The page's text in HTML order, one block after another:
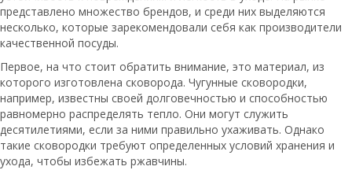
представлено множество брендов, и среди них выделяются
несколько, которые зарекомендовали себя как производители
качественной посуды.
Первое, на что стоит обратить внимание, это материал, из
которого изготовлена сковорода. Чугунные сковородки,
например, известны своей долговечностью и способностью
равномерно распределять тепло. Они могут служить
десятилетиями, если за ними правильно ухаживать. Однако
такие сковородки требуют определенных условий хранения и
ухода, чтобы избежать ржавчины.